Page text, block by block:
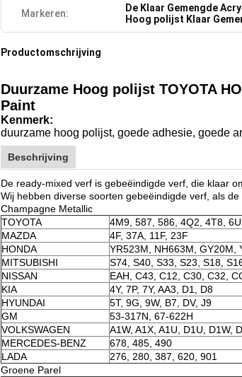
Markeren: De Klaar Gemengde
Hoog polijst Klaar
Productomschrijving
Duurzame Hoog polijst TOYOTA
Paint
Kenmerk:
duurzame hoog polijst, goede adhesie, goede
Beschrijving
De ready-mixed verf is gebeëindigde verf, die klaar
Wij hebben diverse soorten gebeëindigde verf, als
Champagne Metallic
TOYOTA
4M9, 587, 586, 4Q2, 4T8,
MAZDA
4F, 37A, 11F, 23F
HONDA
YR523M, NH663M, GY20M,
MITSUBISHI
S74, S40, S33, S23, S18,
NISSAN
EAH, C43, C12, C30, C32,
KIA
4Y, 7P, 7Y, AA3, D1, D8
HYUNDAI
5T, 9G, 9W, B7, DV, J9
GM
53-317N, 67-622H
VOLKSWAGEN
A1W, A1X, A1U, D1U, D1W,
MERCEDES-BENZ
678, 485, 490
LADA
276, 280, 387, 620, 901
Groene Parel